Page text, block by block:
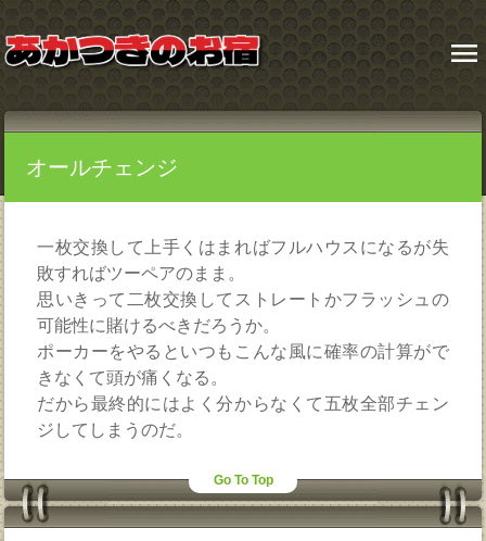
menu
オールチェンジ
一枚交換して上手くはまればフルハウスになるが失
敗すればツーペアのまま。
思いきって二枚交換してストレートかフラッシュの
可能性に賭けるべきだろうか。
ポーカーをやるといつもこんな風に確率の計算がで
きなくて頭が痛くなる。
だから最終的にはよく分からなくて五枚全部チェン
ジしてしまうのだ。
Go To Top